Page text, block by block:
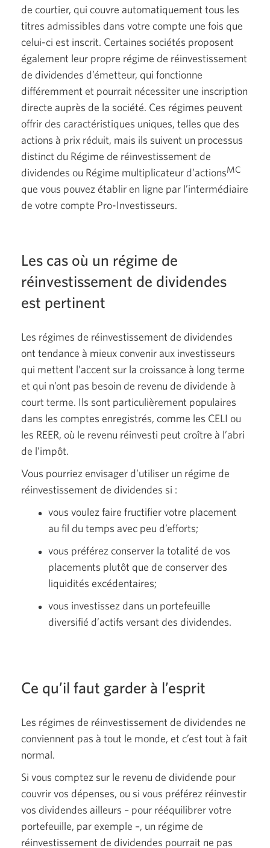
de courtier, qui couvre automatiquement tous les
titres admissibles dans votre compte une fois que
celui-ci est inscrit. Certaines sociétés proposent
également leur propre régime de réinvestissement
de dividendes d’émetteur, qui fonctionne
différemment et pourrait nécessiter une inscription
directe auprès de la société. Ces régimes peuvent
offrir des caractéristiques uniques, telles que des
actions à prix réduit, mais ils suivent un processus
distinct du Régime de réinvestissement de
dividendes ou Régime multiplicateur d’actionsMC
que vous pouvez établir en ligne par l’intermédiaire
de votre compte Pro-Investisseurs.
Les cas où un régime de
réinvestissement de dividendes
est pertinent
Les régimes de réinvestissement de dividendes
ont tendance à mieux convenir aux investisseurs
qui mettent l’accent sur la croissance à long terme
et qui n’ont pas besoin de revenu de dividende à
court terme. Ils sont particulièrement populaires
dans les comptes enregistrés, comme les CELI ou
les REER, où le revenu réinvesti peut croître à l’abri
de l’impôt.
Vous pourriez envisager d’utiliser un régime de
réinvestissement de dividendes si :
vous voulez faire fructifier votre placement
au fil du temps avec peu d’efforts;
vous préférez conserver la totalité de vos
placements plutôt que de conserver des
liquidités excédentaires;
vous investissez dans un portefeuille
diversifié d’actifs versant des dividendes.
Ce qu’il faut garder à l’esprit
Les régimes de réinvestissement de dividendes ne
conviennent pas à tout le monde, et c’est tout à fait
normal.
Si vous comptez sur le revenu de dividende pour
couvrir vos dépenses, ou si vous préférez réinvestir
vos dividendes ailleurs – pour rééquilibrer votre
portefeuille, par exemple –, un régime de
réinvestissement de dividendes pourrait ne pas